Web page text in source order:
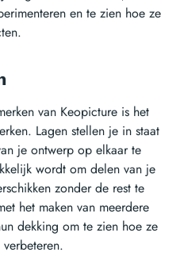
en te zien hoe ze
van Keopicture is het
Lagen stellen je in staat
je ontwerp op elkaar te
wordt om delen van je
zonder de rest te
het maken van meerdere
dekking om te zien hoe ze